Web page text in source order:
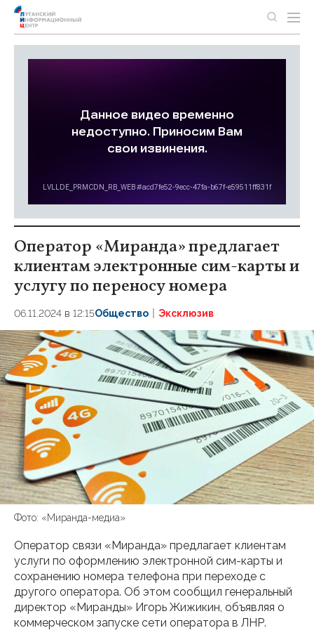
Оператор «Миранда» предлагает
клиентам электронные сим-карты и
услугу по переносу номера
06.11.2024 в 12:15Общество Эксклюзив
Фото: «Миранда-медиа»
Оператор связи «Миранда» предлагает клиентам
услуги по оформлению электронной сим-карты и
сохранению номера телефона при переходе с
другого оператора. Об этом сообщил генеральный
директор «Миранды» Игорь Жижикин, объявляя о
коммерческом запуске сети оператора в ЛНР.